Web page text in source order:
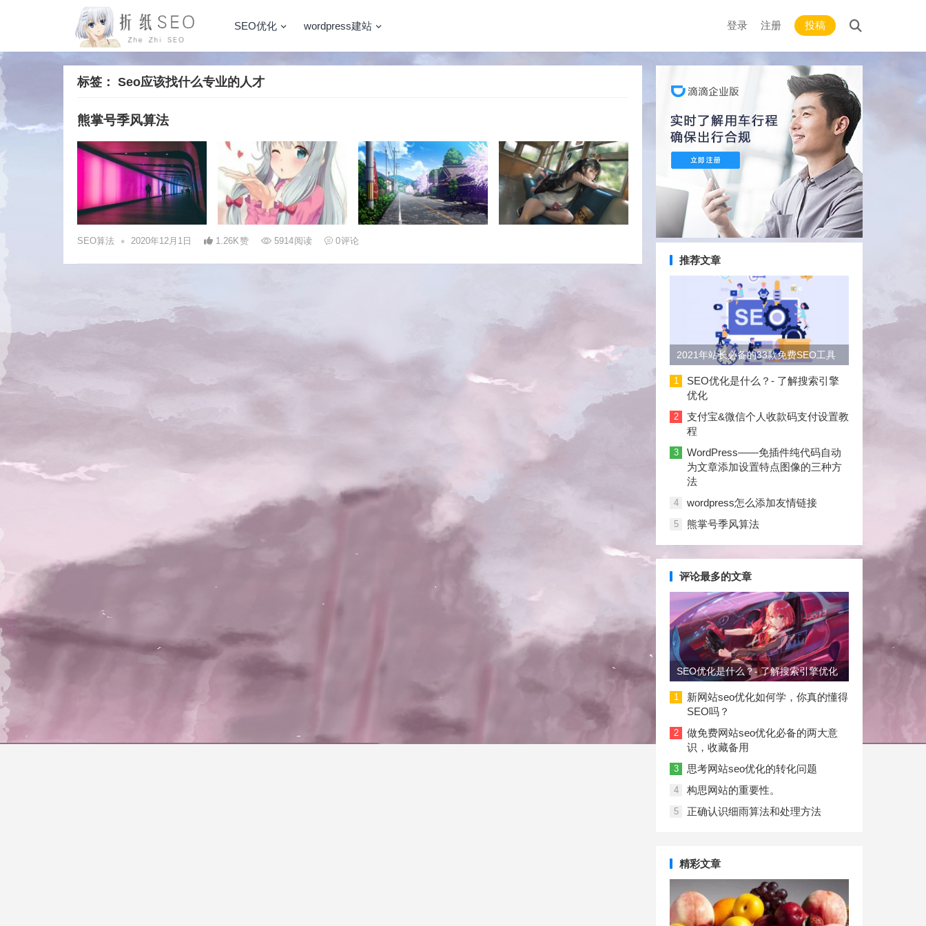
SEO优化 wordpress建站 登录 注册 投稿
标签： Seo应该找什么专业的人才
熊掌号季风算法
SEO算法 • 2020年12月1日 1.26K赞 5914阅读 0评论
推荐文章
2021年站长必备的33款免费SEO工具
大合集
1
SEO优化是什么？- 了解搜索引擎
优化
2
支付宝&微信个人收款码支付设置教
程
3
WordPress——免插件纯代码自动
为文章添加设置特点图像的三种方
法
4 wordpress怎么添加友情链接
5 熊掌号季风算法
评论最多的文章
SEO优化是什么？- 了解搜索引擎优化
1
新网站seo优化如何学，你真的懂得
SEO吗？
2
做免费网站seo优化必备的两大意
识，收藏备用
3 思考网站seo优化的转化问题
4 构思网站的重要性。
5 正确认识细雨算法和处理方法
精彩文章